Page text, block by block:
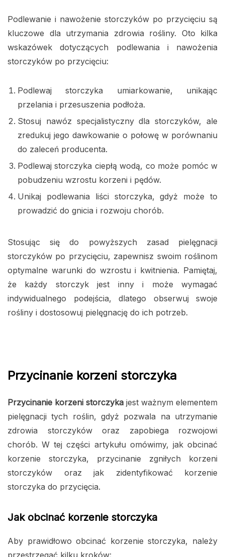
Podlewanie i nawożenie storczyków po przycięciu są
kluczowe dla utrzymania zdrowia rośliny. Oto kilka
wskazówek dotyczących podlewania i nawożenia
storczyków po przycięciu:
Podlewaj storczyka umiarkowanie, unikając
przelania i przesuszenia podłoża.
Stosuj nawóz specjalistyczny dla storczyków, ale
zredukuj jego dawkowanie o połowę w porównaniu
do zaleceń producenta.
Podlewaj storczyka ciepłą wodą, co może pomóc w
pobudzeniu wzrostu korzeni i pędów.
Unikaj podlewania liści storczyka, gdyż może to
prowadzić do gnicia i rozwoju chorób.
Stosując się do powyższych zasad pielęgnacji
storczyków po przycięciu, zapewnisz swoim roślinom
optymalne warunki do wzrostu i kwitnienia. Pamiętaj,
że każdy storczyk jest inny i może wymagać
indywidualnego podejścia, dlatego obserwuj swoje
rośliny i dostosowuj pielęgnację do ich potrzeb.
Przycinanie korzeni storczyka
Przycinanie korzeni storczyka jest ważnym elementem
pielęgnacji tych roślin, gdyż pozwala na utrzymanie
zdrowia storczyków oraz zapobiega rozwojowi
chorób. W tej części artykułu omówimy, jak obcinać
korzenie storczyka, przycinanie zgniłych korzeni
storczyków oraz jak zidentyfikować korzenie
storczyka do przycięcia.
Jak obcinać korzenie storczyka
Aby prawidłowo obcinać korzenie storczyka, należy
przestrzegać kilku kroków: